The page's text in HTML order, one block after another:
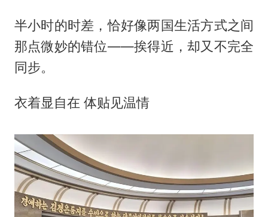
半小时的时差，恰好像两国生活方式之间
那点微妙的错位——挨得近，却又不完全
同步。
衣着显自在 体贴见温情